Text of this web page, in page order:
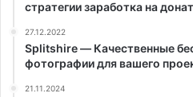
стратегии заработка на
27.12.2022
Splitshire — Качественные
фотографии для вашего
21.11.2024